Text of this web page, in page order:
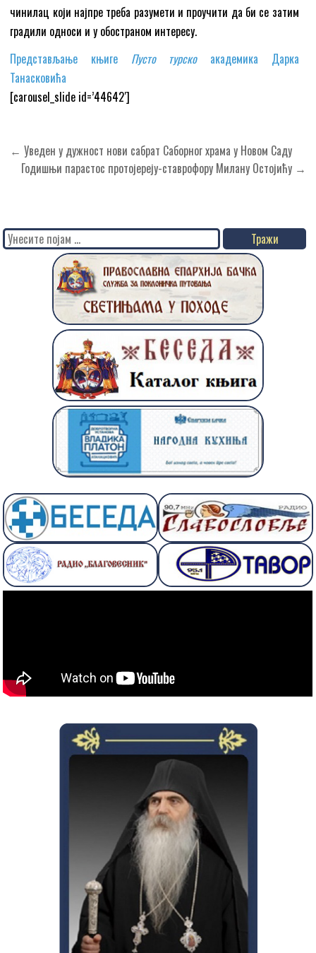
чинилац који најпре треба разумети и проучити да би се затим
градили односи и у обостраном интересу.
Представљање књиге Пусто турскоакадемика Дарка
Танасковића
[carousel_slide id=’44642′]
Кретање
чланка
← Уведен у дужност нови сабрат Саборног храма у Новом Саду
Годишњи парастос протојереју-ставрофору Милану Остојићу →
Search
for: